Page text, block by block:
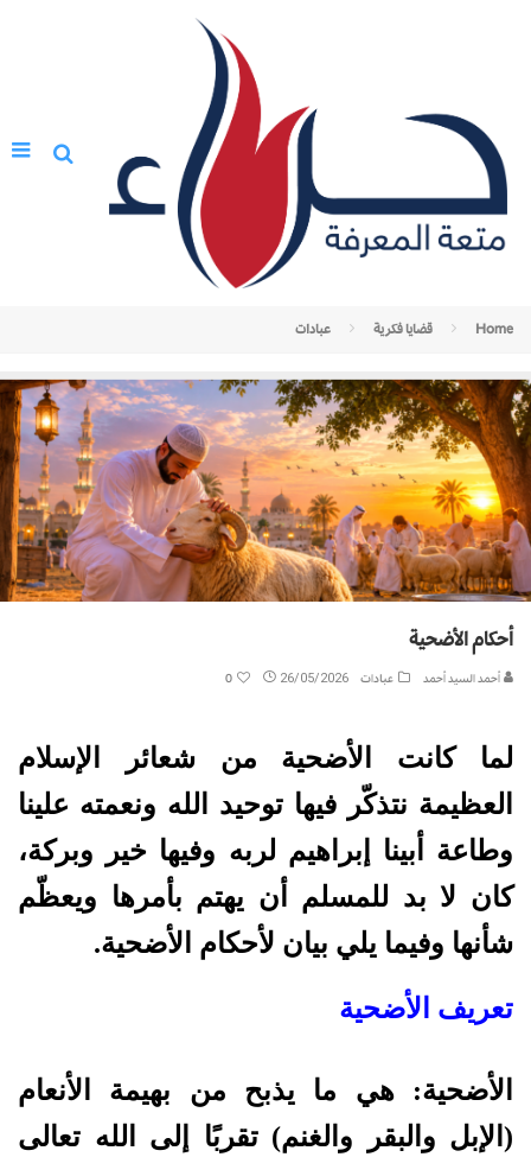
Home قضايا فكرية عبادات
أحكام الأضحية
أحمد السيد أحمد عبادات 26/05/2026
0
لما كانت الأضحية من شعائر الإسلام
العظيمة نتذكّر فيها توحيد الله ونعمته علينا
وطاعة أبينا إبراهيم لربه وفيها خير وبركة،
كان لا بد للمسلم أن يهتم بأمرها ويعظّم
شأنها وفيما يلي بيان لأحكام الأضحية.
تعريف الأضحية
الأضحية:هي ما يذبح من بهيمة الأنعام
(الإبل والبقر والغنم) تقربًا إلى الله تعالى